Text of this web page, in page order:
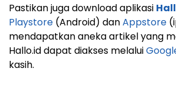
Pastikan juga download aplikasi
Playstore (Android) danAppstore
mendapatkan aneka artikel yang
Hallo.id dapat diakses melalui
kasih.